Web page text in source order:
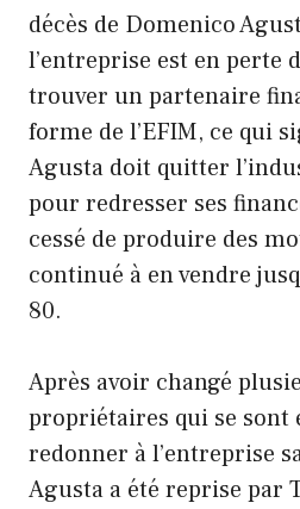
décès de Domenico
l’entreprise est en perte
trouver un partenaire
forme de l’EFIM, ce qui
Agusta doit quitter
pour redresser ses
cessé de produire des
continué à en vendre
80.
Après avoir changé
propriétaires qui se sont
redonner à l’entreprise
Agusta a été reprise par